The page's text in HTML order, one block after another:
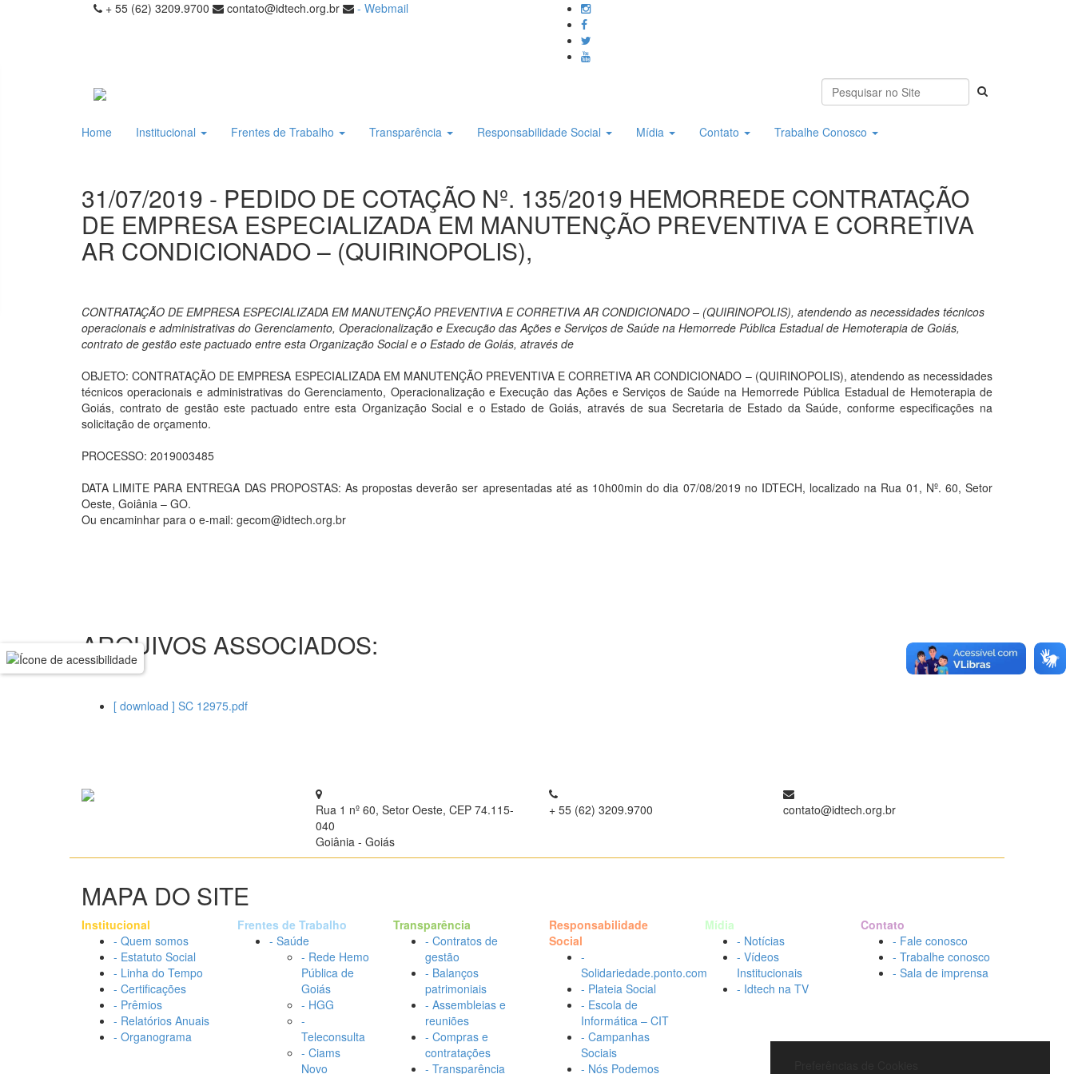
+ 55 (62) 3209.9700 contato@idtech.org.br - Webmail
Home Institucional Frentes de Trabalho Transparência Responsabilidade Social Mídia Contato Trabalhe Conosco
31/07/2019 - PEDIDO DE COTAÇÃO Nº. 135/2019 HEMORREDE CONTRATAÇÃO
DE EMPRESA ESPECIALIZADA EM MANUTENÇÃO PREVENTIVA E CORRETIVA
AR CONDICIONADO – (QUIRINOPOLIS),
CONTRATAÇÃO DE EMPRESA ESPECIALIZADA EM MANUTENÇÃO PREVENTIVA E CORRETIVA AR CONDICIONADO – (QUIRINOPOLIS), atendendo as necessidades técnicos
operacionais e administrativas do Gerenciamento, Operacionalização e Execução das Ações e Serviços de Saúde na Hemorrede Pública Estadual de Hemoterapia de Goiás,
contrato de gestão este pactuado entre esta Organização Social e o Estado de Goiás, através de
OBJETO: CONTRATAÇÃO DE EMPRESA ESPECIALIZADA EM MANUTENÇÃO PREVENTIVA E CORRETIVA AR CONDICIONADO – (QUIRINOPOLIS), atendendo as necessidades
técnicos operacionais e administrativas do Gerenciamento, Operacionalização e Execução das Ações e Serviços de Saúde na Hemorrede Pública Estadual de Hemoterapia de
Goiás, contrato de gestão este pactuado entre esta Organização Social e o Estado de Goiás, através de sua Secretaria de Estado da Saúde, conforme especificações na
solicitação de orçamento.
PROCESSO: 2019003485
DATA LIMITE PARA ENTREGA DAS PROPOSTAS: As propostas deverão ser apresentadas até as 10h00min do dia 07/08/2019 no IDTECH, localizado na Rua 01, Nº. 60, Setor
Oeste, Goiânia – GO.
Ou encaminhar para o e-mail: gecom@idtech.org.br
ARQUIVOS ASSOCIADOS:
[ download ] SC 12975.pdf
Rua 1 nº 60, Setor Oeste, CEP 74.115-
040
Goiânia - Goiás
+ 55 (62) 3209.9700 contato@idtech.org.br
MAPA DO SITE
Institucional
- Quem somos
- Estatuto Social
- Linha do Tempo
- Certificações
- Prêmios
- Relatórios Anuais
- Organograma
Frentes de Trabalho
- Saúde
- Rede Hemo
Pública de
Goiás
- HGG
-
Teleconsulta
- Ciams
Novo
Transparência
- Contratos de
gestão
- Balanços
patrimoniais
- Assembleias e
reuniões
- Compras e
contratações
- Transparência
Responsabilidade
Social
-
Solidariedade.ponto.com
- Plateia Social
- Escola de
Informática – CIT
- Campanhas
Sociais
- Nós Podemos
Mídia
- Notícias
- Vídeos
Institucionais
- Idtech na TV
Contato
- Fale conosco
- Trabalhe conosco
- Sala de imprensa